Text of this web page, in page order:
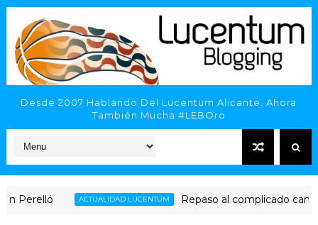
Desde 2007 Hablando Del Lucentum Alicante. Ahora
También Mucha #LEBOro
ACTUALIDAD LUCENTUM Repaso al complicado camino